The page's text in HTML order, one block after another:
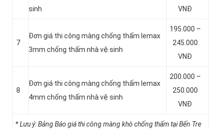
sinh
VNĐ
7
Đơn giá thi công màng chống thấm lemax
3mm chống thấm nhà vệ sinh
195.000 –
245.000
VNĐ
8
Đơn giá thi công màng chống thấm lemax
4mm chống thấm nhà vệ sinh
200.000 –
250.000
VNĐ
* Lưu ý: Bảng Báo giá thi công màng khò chống thấm tại Bến Tre